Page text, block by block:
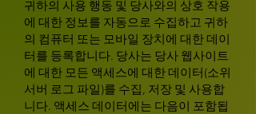
귀하의 사용 행동 및 당사와의 상호 작용
에 대한 정보를 자동으로 수집하고 귀하
의 컴퓨터 또는 모바일 장치에 대한 데이
터를 등록합니다. 당사는 당사 웹사이트
에 대한 모든 액세스에 대한 데이터(소위
서버 로그 파일)를 수집, 저장 및 사용합
니다. 액세스 데이터에는 다음이 포함됩